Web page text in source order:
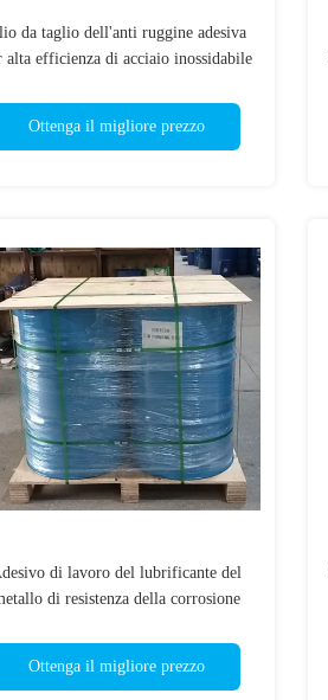
da taglio dell'anti ruggine adesiva
alta efficienza di acciaio inossidabile
Ottenga il migliore prezzo
di lavoro del lubrificante del
di resistenza della corrosione
Ottenga il migliore prezzo